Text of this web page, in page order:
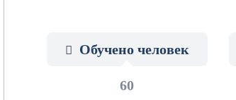
Обучено человек
60